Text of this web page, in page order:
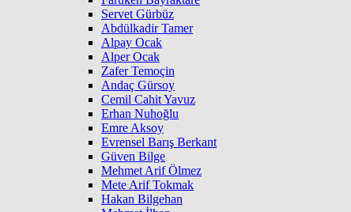
Servet Gürbüz
Abdülkadir Tamer
Alpay Ocak
Alper Ocak
Zafer Temoçin
Andaç Gürsoy
Cemil Cahit Yavuz
Erhan Nuhoğlu
Emre Aksoy
Evrensel Barış Berkant
Güven Bilge
Mehmet Arif Ölmez
Mete Arif Tokmak
Hakan Bilgehan